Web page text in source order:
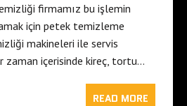
firmamız bu işlemin
için petek temizleme
makineleri ile servis
zaman içerisinde kireç, tortu…
READ MORE